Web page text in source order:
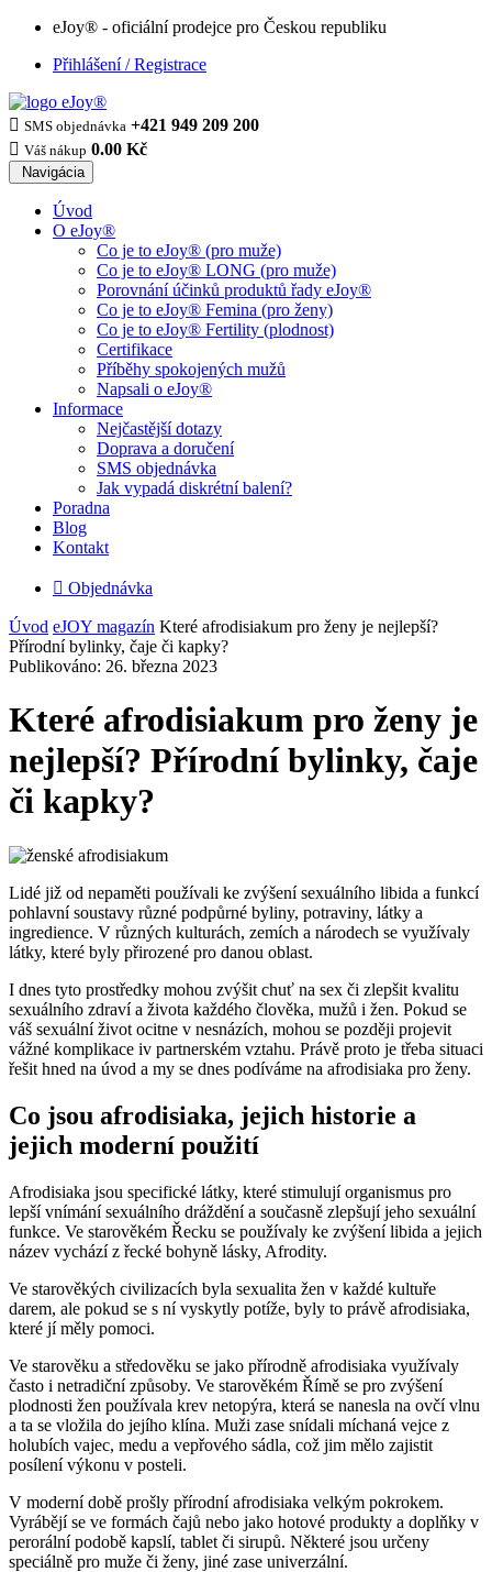
eJoy® - oficiální prodejce pro Českou republiku
Přihlášení / Registrace
 SMS objednávka +421 949 209 200
 Váš nákup 0.00 Kč
Navigácia
Úvod
O eJoy®
Co je to eJoy® (pro muže)
Co je to eJoy® LONG (pro muže)
Porovnání účinků produktů řady eJoy®
Co je to eJoy® Femina (pro ženy)
Co je to eJoy® Fertility (plodnost)
Certifikace
Příběhy spokojených mužů
Napsali o eJoy®
Informace
Nejčastější dotazy
Doprava a doručení
SMS objednávka
Jak vypadá diskrétní balení?
Poradna
Blog
Kontakt
 Objednávka
Úvod eJOY magazín Které afrodisiakum pro ženy je nejlepší?
Přírodní bylinky, čaje či kapky?
Publikováno: 26. března 2023
Které afrodisiakum pro ženy je
nejlepší? Přírodní bylinky, čaje
či kapky?
Lidé již od nepaměti používali ke zvýšení sexuálního libida a funkcí
pohlavní soustavy různé podpůrné byliny, potraviny, látky a
ingredience. V různých kulturách, zemích a národech se využívaly
látky, které byly přirozené pro danou oblast.
I dnes tyto prostředky mohou zvýšit chuť na sex či zlepšit kvalitu
sexuálního zdraví a života každého člověka, mužů i žen. Pokud se
váš sexuální život ocitne v nesnázích, mohou se později projevit
vážné komplikace iv partnerském vztahu. Právě proto je třeba situaci
řešit hned na úvod a my se dnes podíváme na afrodisiaka pro ženy.
Co jsou afrodisiaka, jejich historie a
jejich moderní použití
Afrodisiaka jsou specifické látky, které stimulují organismus pro
lepší vnímání sexuálního dráždění a současně zlepšují jeho sexuální
funkce. Ve starověkém Řecku se používaly ke zvýšení libida a jejich
název vychází z řecké bohyně lásky, Afrodity.
Ve starověkých civilizacích byla sexualita žen v každé kultuře
darem, ale pokud se s ní vyskytly potíže, byly to právě afrodisiaka,
které jí měly pomoci.
Ve starověku a středověku se jako přírodně afrodisiaka využívaly
často i netradiční způsoby. Ve starověkém Římě se pro zvýšení
plodnosti žen používala krev netopýra, která se nanesla na ovčí vlnu
a ta se vložila do jejího klína. Muži zase snídali míchaná vejce z
holubích vajec, medu a vepřového sádla, což jim mělo zajistit
posílení výkonu v posteli.
V moderní době prošly přírodní afrodisiaka velkým pokrokem.
Vyrábějí se ve formách čajů nebo jako hotové produkty a doplňky v
perorální podobě kapslí, tablet či sirupů. Některé jsou určeny
speciálně pro muže či ženy, jiné zase univerzální.